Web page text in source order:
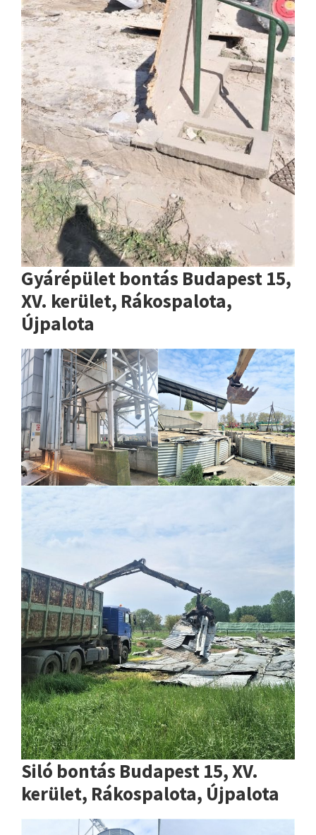
Gyárépület bontás Budapest 15,
XV. kerület, Rákospalota,
Újpalota
Siló bontás Budapest 15, XV.
kerület, Rákospalota, Újpalota